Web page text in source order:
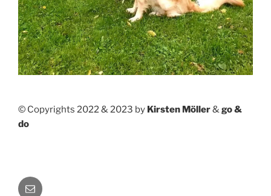
© Copyrights 2022 & 2023 by Kirsten Möller&go &
do
E-